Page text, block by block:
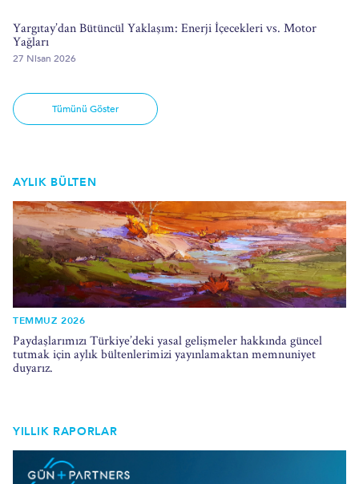
Yargıtay’dan Bütüncül Yaklaşım: Enerji İçecekleri vs. Motor
Yağları
27 Nisan 2026
Tümünü Göster
AYLIK BÜLTEN
TEMMUZ 2026
Paydaşlarımızı Türkiye’deki yasal gelişmeler hakkında güncel
tutmak için aylık bültenlerimizi yayınlamaktan memnuniyet
duyarız.
YILLIK RAPORLAR